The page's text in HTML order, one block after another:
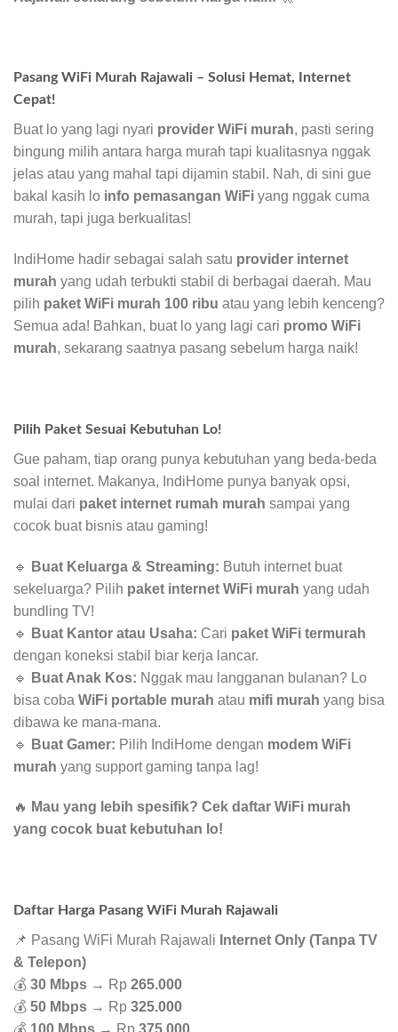
Pasang WiFi Murah Rajawali – Solusi Hemat, Internet
Cepat!
Buat lo yang lagi nyari provider WiFi murah, pasti sering
bingung milih antara harga murah tapi kualitasnya nggak
jelas atau yang mahal tapi dijamin stabil. Nah, di sini gue
bakal kasih lo info pemasangan WiFi yang nggak cuma
murah, tapi juga berkualitas!
IndiHome hadir sebagai salah satu provider internet
murah yang udah terbukti stabil di berbagai daerah. Mau
pilih paket WiFi murah 100 ribu atau yang lebih kenceng?
Semua ada! Bahkan, buat lo yang lagi cari promo WiFi
murah, sekarang saatnya pasang sebelum harga naik!
Pilih Paket Sesuai Kebutuhan Lo!
Gue paham, tiap orang punya kebutuhan yang beda-beda
soal internet. Makanya, IndiHome punya banyak opsi,
mulai dari paket internet rumah murah sampai yang
cocok buat bisnis atau gaming!
🔹 Buat Keluarga & Streaming: Butuh internet buat
sekeluarga? Pilih paket internet WiFi murah yang udah
bundling TV!
🔹
Buat Kantor atau Usaha: Cari paket WiFi termurah
dengan koneksi stabil biar kerja lancar.
🔹
Buat Anak Kos: Nggak mau langganan bulanan? Lo
bisa coba WiFi portable murah atau mifi murah yang bisa
dibawa ke mana-mana.
🔹
Buat Gamer: Pilih IndiHome dengan modem WiFi
murah yang support gaming tanpa lag!
🔥 Mau yang lebih spesifik? Cek daftar WiFi murah
yang cocok buat kebutuhan lo!
Daftar Harga Pasang WiFi Murah Rajawali
📌 Pasang WiFi Murah Rajawali Internet Only (Tanpa TV
& Telepon)
💰 30 Mbps → Rp 265.000
💰 50 Mbps → Rp 325.000
💰 100 Mbps → Rp 375.000